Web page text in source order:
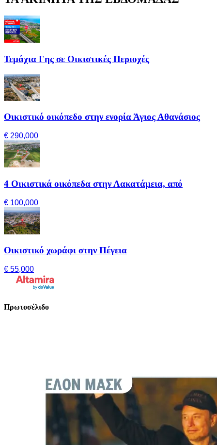
Τεμάχια Γης σε Οικιστικές Περιοχές
Οικιστικό οικόπεδο στην ενορία Άγιος Αθανάσιος
€ 290,000
4 Οικιστικά οικόπεδα στην Λακατάμεια, από
€ 100,000
Οικιστικό χωράφι στην Πέγεια
€ 55,000
Πρωτοσέλιδο